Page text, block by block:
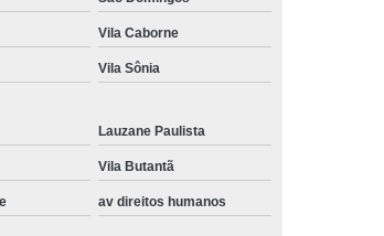
Maquina de Lavar Samsung
Maquina de Lavar Roupa
de Lavar Samsung
Roupa Instalação
de Lava e Seca
Vila Caborne
Vila Sônia
Lauzane Paulista
Vila Butantã
av direitos humanos